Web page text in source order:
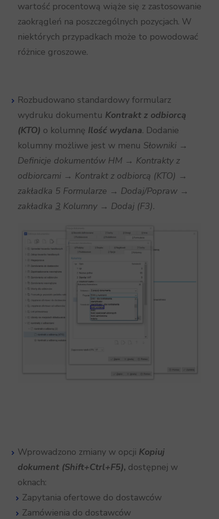
wartość procentową wiąże się z zastosowanie
zaokrągleń na poszczególnych pozycjach. W
niektórych przypadkach może to powodować
różnice groszowe.
Rozbudowano standardowy formularz
wydruku dokumentu Kontrakt z odbiorcą
(KTO) o kolumnę Ilość wydana. Dodanie
kolumny możliwe jest w menu Słowniki →
Definicje dokumentów HM → Kontrakty z
odbiorcami → Kontrakt z odbiorcą (KTO) →
zakładka 5 Formularze → Dodaj/Popraw →
zakładka 3 Kolumny → Dodaj (F3).
Wprowadzono zmiany w opcji Kopiuj
dokument (Shift+Ctrl+F5), dostępnej w
oknach:
Zapytania ofertowe do dostawców
Zamówienia do dostawców